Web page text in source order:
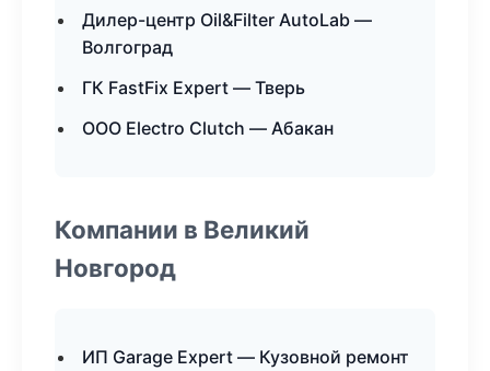
Дилер-центр Oil&Filter AutoLab —
Волгоград
ГК FastFix Expert — Тверь
ООО Electro Clutch — Абакан
Компании в Великий
Новгород
ИП Garage Expert — Кузовной ремонт